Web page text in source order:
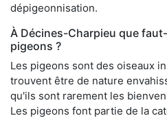
dépigeonnisation.
À Décines-Charpieu que
pigeons ?
Les pigeons sont des oiseaux
trouvent être de nature
qu'ils sont rarement les
Les pigeons font partie de la